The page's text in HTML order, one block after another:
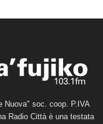
Nuova" soc. coop. P.IVA
Radio Città è una testata